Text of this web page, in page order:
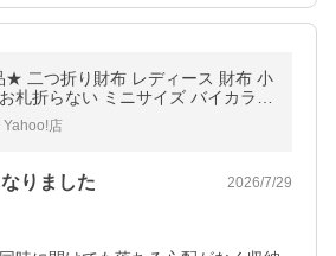
二つ折り財布 レディース 財布 小
札折らない ミニサイズ バイカラー
コンパクト カード収納 使いやすい
店
りました 2026/7/29